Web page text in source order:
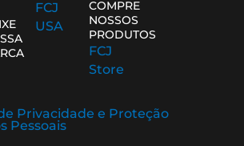
FCJ
USA
COMPRE
NOSSOS
PRODUTOS
FCJ
Store
Privacidade e Proteção
Pessoais